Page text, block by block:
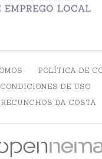
POLÍTICA DE
DE USO
RECUNCHOS DA COSTA